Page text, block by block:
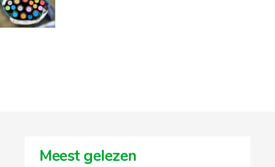
Meest gelezen